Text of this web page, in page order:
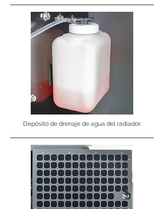
Depósito de drenaje de agua del radiador.